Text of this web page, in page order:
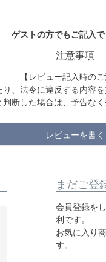
ゲストの方でもご記入で
注意事項
【レビュー記入時のご
、法令に違反する内容
断した場合は、予告な
レビューを書く
まだご登
会員登録を
利です。
お気に入り
す。